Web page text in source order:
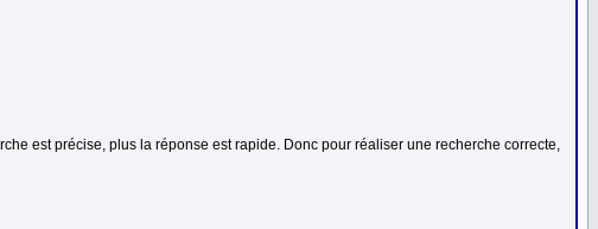
est précise, plus la réponse est rapide. Donc pour réaliser une recherche correcte,